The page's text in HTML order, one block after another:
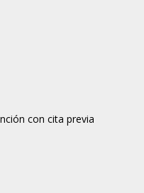
con cita previa